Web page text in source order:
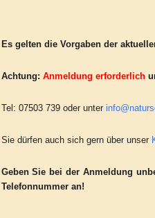
Es gelten die Vorgaben der
Achtung: Anmeldung erforderlich
Tel: 07503 739 oder unter
Sie dürfen auch sich gern über unser
Geben Sie bei der Anmeldung
Telefonnummer an!